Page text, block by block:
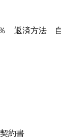
返済方法
約書